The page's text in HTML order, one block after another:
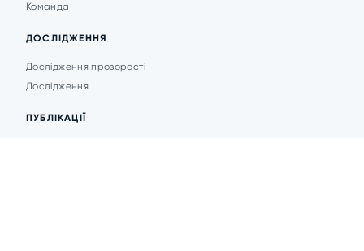
Команда
ДОСЛІДЖЕННЯ
Дослідження прозорості
Дослідження
ПУБЛІКАЦІЇ